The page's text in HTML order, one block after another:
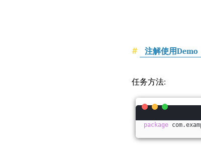
注解使用Demo
任务方法:
package